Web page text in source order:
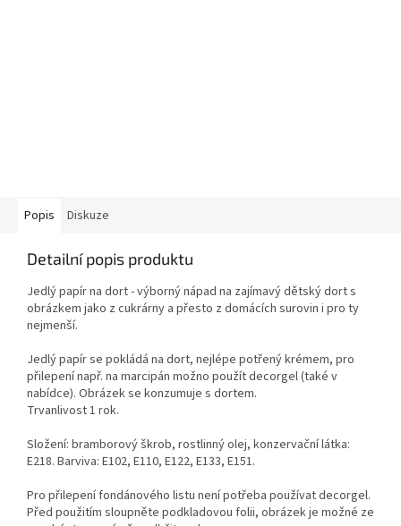
Popis Diskuze
Detailní popis produktu
Jedlý papír na dort - výborný nápad na zajímavý dětský dort s
obrázkem jako z cukrárny a přesto z domácích surovin i pro ty
nejmenší.
Jedlý papír se pokládá na dort, nejlépe potřený krémem, pro
přilepení např. na marcipán možno použít decorgel (také v
nabídce). Obrázek se konzumuje s dortem.
Trvanlivost 1 rok.
Složení: bramborový škrob, rostlinný olej, konzervační látka:
E218. Barviva: E102, E110, E122, E133, E151.
Pro přilepení fondánového listu není potřeba používat decorgel.
Před použitím sloupněte podkladovou folii, obrázek je možné ze